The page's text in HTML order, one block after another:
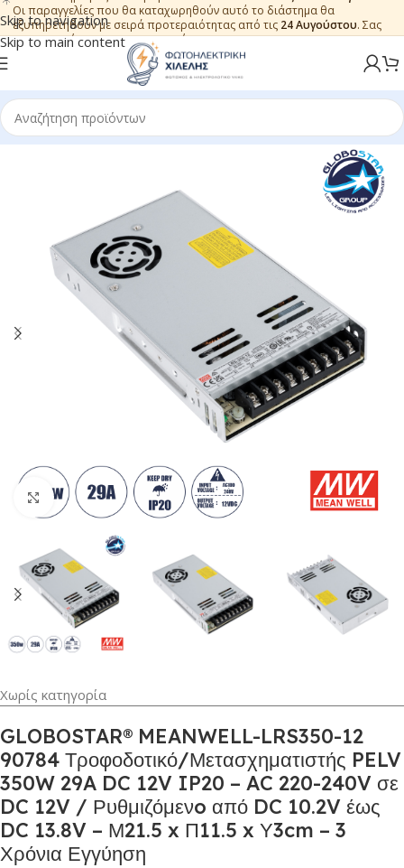
Skip to navigation
Skip to main content
Οι παραγγελίες που θα καταχωρηθούν αυτό το διάστημα θα
εξυπηρετηθούν με σειρά προτεραιότητας από τις 24 Αυγούστου. Σας
ευχαριστούμε για την εμπιστοσύνη.
Κλικ για μεγέθυνση
Χωρίς κατηγορία
GLOBOSTAR® MEANWELL-LRS350-12
90784 Τροφοδοτικό/Μετασχηματιστής PELV
350W 29A DC 12V IP20 – AC 220-240V σε
DC 12V / Ρυθμιζόμενo από DC 10.2V έως
DC 13.8V – Μ21.5 x Π11.5 x Υ3cm – 3
Χρόνια Εγγύηση